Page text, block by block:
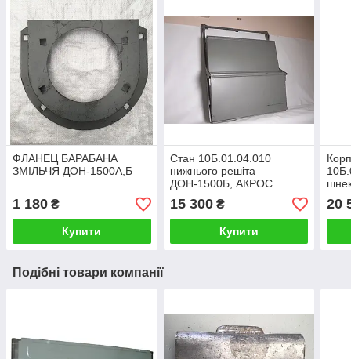
ФЛАНЕЦ БАРАБАНА
ЗМІЛЬЧЯ ДОН-1500А,Б
1 180 ₴
Купити
Стан 10Б.01.04.010
нижнього решіта
ДОН-1500Б, АКРОС
15 300₴
Купити
20
Подібні товари компанії